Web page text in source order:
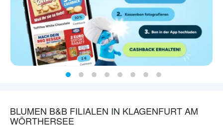
BLUMEN B&B FILIALEN IN KLAGENFURT AM
WÖRTHERSEE